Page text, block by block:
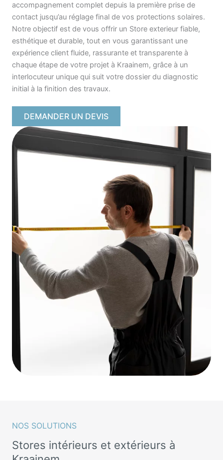
accompagnement complet depuis la première prise de
contact jusqu’au réglage final de vos protections solaires.
Notre objectif est de vous offrir un Store exterieur fiable,
esthétique et durable, tout en vous garantissant une
expérience client fluide, rassurante et transparente à
chaque étape de votre projet à Kraainem, grâce à un
interlocuteur unique qui suit votre dossier du diagnostic
initial à la finition des travaux.
DEMANDER UN DEVIS
NOS SOLUTIONS
Stores intérieurs et extérieurs à